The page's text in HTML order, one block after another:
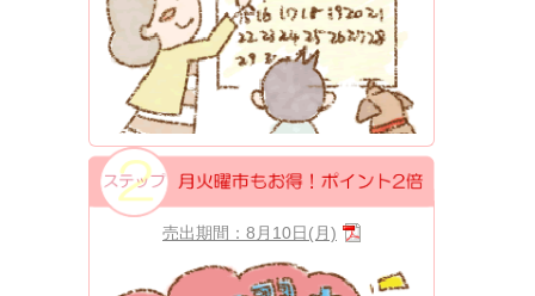
売出期間：8月10日(月)